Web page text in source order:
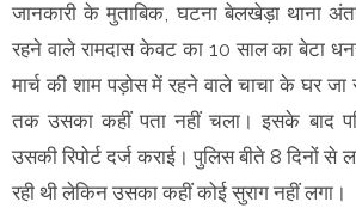
जानकारी के मुताबिक, घटना बेलखेड़ा थाना
रहने वाले रामदास केवट का 10 साल का बेटा
मार्च की शाम पड़ोस में रहने वाले चाचा के घर जा
तक उसका कहीं पता नहीं चला। इसके बाद
उसकी रिपोर्ट दर्ज कराई। पुलिस बीते 8 दिनों
रही थी लेकिन उसका कहीं कोई सुराग नहीं लगा।